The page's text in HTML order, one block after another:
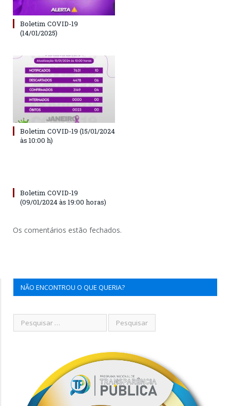
Boletim COVID-19
(14/01/2025)
Boletim COVID-19 (15/01/2024
às 10:00 h)
Boletim COVID-19
(09/01/2024 às 19:00 horas)
Os comentários estão fechados.
NÃO ENCONTROU O QUE QUERIA?